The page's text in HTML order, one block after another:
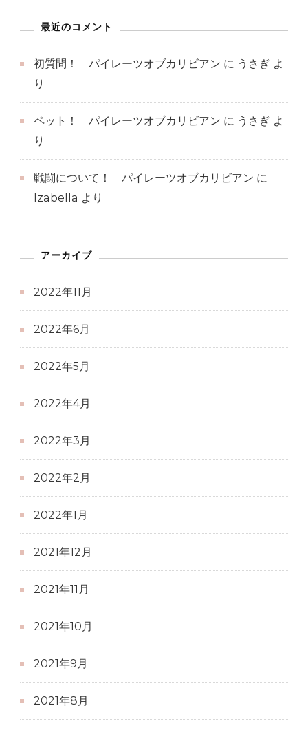
最近のコメント
初質問！ パイレーツオブカリビアン に うさぎ よ
り
ペット！ パイレーツオブカリビアン に うさぎ よ
り
戦闘について！ パイレーツオブカリビアン に
Izabella より
アーカイブ
2022年11月
2022年6月
2022年5月
2022年4月
2022年3月
2022年2月
2022年1月
2021年12月
2021年11月
2021年10月
2021年9月
2021年8月